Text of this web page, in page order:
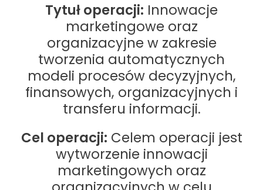
Tytuł operacji: Innowacje
marketingowe oraz
organizacyjne w zakresie
tworzenia automatycznych
modeli procesów decyzyjnych,
finansowych, organizacyjnych i
transferu informacji.
Cel operacji: Celem operacji jest
wytworzenie innowacji
marketingowych oraz